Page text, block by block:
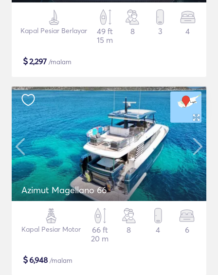
Kapal Pesiar Berlayar
49 ft
15 m
8 3 4
$2,297 /malam
Azimut Magellano 66
Kapal Pesiar Motor
66 ft
20 m
8 4 6
$6,948 /malam